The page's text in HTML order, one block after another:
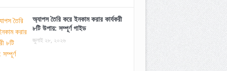
অ্যাপস তৈরি করে ইনকাম করার কার্যকরী
৮টি উপায়: সম্পূর্ণ গাইড
জুলাই ২৮, ২০২৬